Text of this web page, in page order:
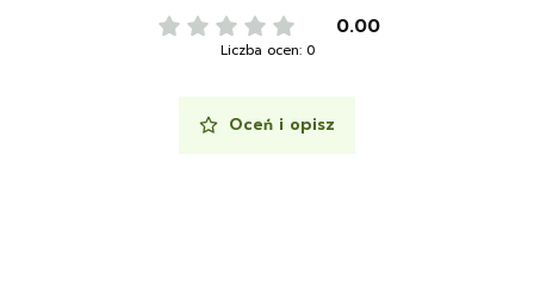
0.00
Liczba ocen: 0
Oceń i opisz